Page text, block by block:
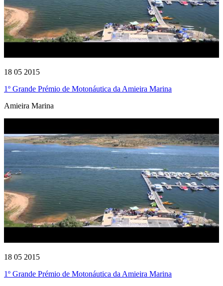
18 05 2015
1º Grande Prémio de Motonáutica da Amieira Marina
Amieira Marina
18 05 2015
1º Grande Prémio de Motonáutica da Amieira Marina